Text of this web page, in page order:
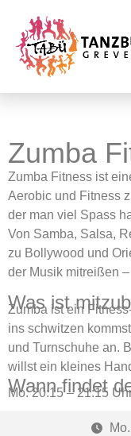
Zumba
Zumba Fitness ist
Aerobic und Fitness
der man viel Spass
Von Samba, Salsa,
zu Bollywood und
der Musik mitreißen –
Was ist
Zumba ist ein
ins schwitzen
und Turnschuhe an.
willst ein kleines
Wann findet
Mo. 20:15 – 21:15